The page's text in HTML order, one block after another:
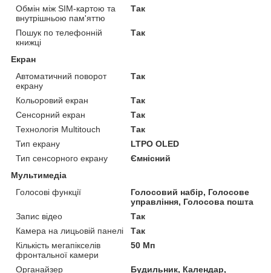
Обмін між SIM-картою та
внутрішньою пам'яттю
Так
Пошук по телефонній
книжці
Так
Екран
Автоматичний поворот
екрану
Так
Кольоровий екран
Так
Сенсорний екран
Так
Технологія Multitouch
Так
Тип екрану
LTPO OLED
Тип сенсорного екрану
Ємнісний
Мультимедіа
Голосові функції
Голосовий набір, Голосове
управління, Голосова пошта
Запис відео
Так
Камера на лицьовій панелі
Так
Кількість мегапікселів
фронтальної камери
50 Мп
Органайзер
Будильник, Календар,